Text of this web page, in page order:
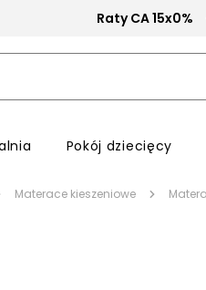
Raty CA 15x0%
Pokój dziecięcy
Materace kieszeniowe